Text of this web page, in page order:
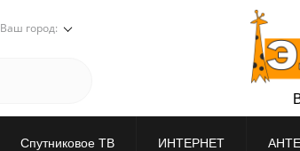
Ваш город:
Спутниковое ТВ ИНТЕРНЕТ